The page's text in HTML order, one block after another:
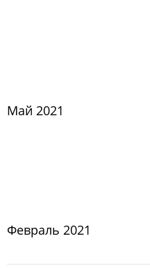
Май 2021
Февраль 2021